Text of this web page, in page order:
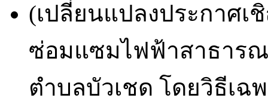
(เปลี่ยนแปลงประกาศเ
ซ่อมแซมไฟฟ้าสาธาร
ตำบลบัวเชด โดยวิธีเฉพ